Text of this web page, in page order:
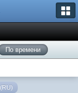
По времени